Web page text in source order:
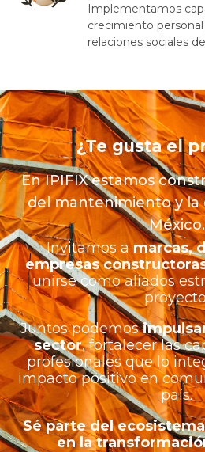
Implementamos
crecimiento
relaciones sociales
¿Te gusta el
En IPIFIX estamos
del mantenimiento y
México.
Invitamos amarcas,
empresas
unirse como aliados
Juntos podemos
sector, fortalecer las
profesionales que lo
impacto positivo en
país.
Sé parte del
en la